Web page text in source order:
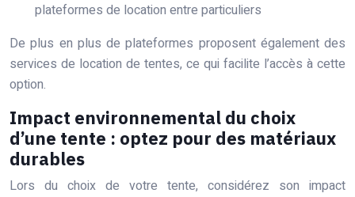
plateformes de location entre particuliers
De plus en plus de plateformes proposent également des
services de location de tentes, ce qui facilite l’accès à cette
option.
Impact environnemental du choix
d’une tente : optez pour des matériaux
durables
Lors du choix de votre tente, considérez son impact